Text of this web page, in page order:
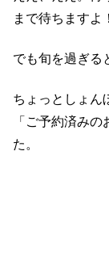
まで待ちますよ！
でも旬を過ぎる
ちょっとしょん
「ご予約済み
た。